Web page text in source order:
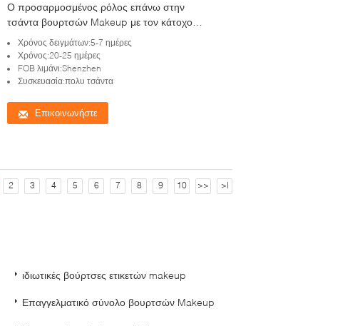
Ο προσαρμοσμένος ρόλος επάνω στην
τσάντα βουρτσών Makeup με τον κάτοχο
βουρτσών, κυλά επάνω την καλλυντική
τσάντα
Χρόνος δειγμάτων:5-7 ημέρες
Χρόνος:20-25 ημέρες
FOB λιμάνι:Shenzhen
Συσκευασία:πολυ τσάντα
Επικοινωνήστε
2 3 4 5 6 7 8 9 10 >> >|
ιδιωτικές βούρτσες ετικετών makeup
Επαγγελματικό σύνολο βουρτσών Makeup